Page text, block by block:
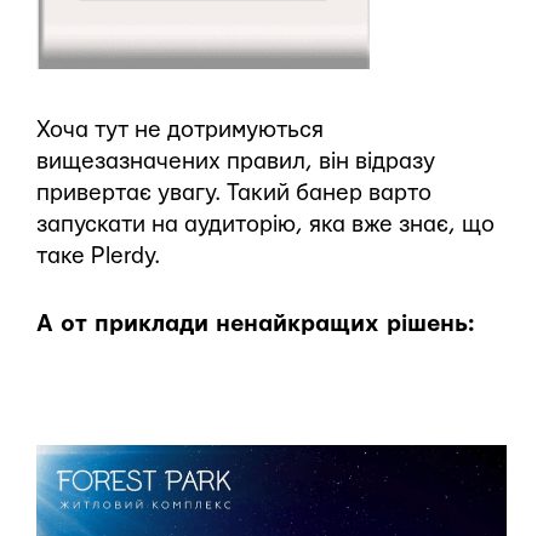
Хоча тут не дотримуються
вищезазначених правил, він відразу
привертає увагу. Такий банер варто
запускати на аудиторію, яка вже знає, що
таке Plerdy.
А от приклади ненайкращих рішень: